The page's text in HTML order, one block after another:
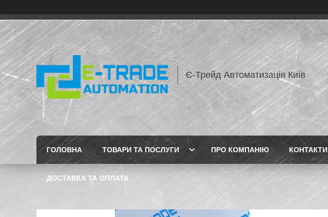
Є-Трейд Автоматизація Київ
ГОЛОВНА ТОВАРИ ТА ПОСЛУГИ ПРО КОМПАНІЮ КОНТАКТИ
ДОСТАВКА ТА ОПЛАТА